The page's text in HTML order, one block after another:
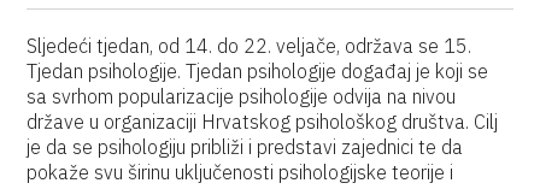
Sljedeći tjedan, od 14. do 22. veljače, održava se 15.
Tjedan psihologije. Tjedan psihologije događaj je koji se
sa svrhom popularizacije psihologije odvija na nivou
države u organizaciji Hrvatskog psihološkog društva. Cilj
je da se psihologiju približi i predstavi zajednici te da
pokaže svu širinu uključenosti psihologijske teorije i